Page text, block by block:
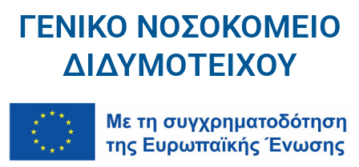
ΓΕΝΙΚΟ ΝΟΣΟΚΟΜΕΙΟ
ΔΙΔΥΜΟΤΕΙΧΟΥ